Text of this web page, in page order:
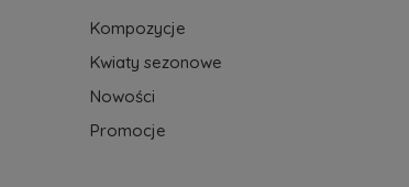
Kompozycje
Kwiaty sezonowe
Nowości
Promocje